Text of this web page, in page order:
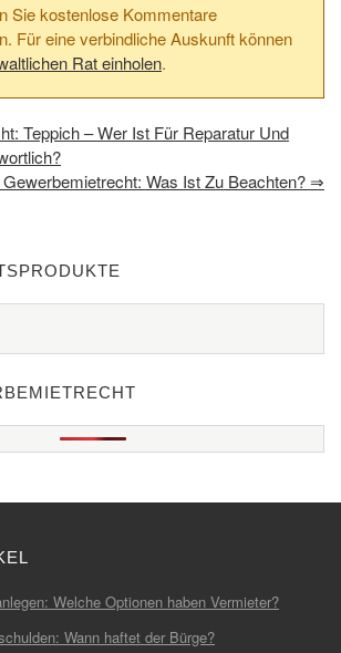
Sie kostenlose Kommentare
Für eine verbindliche Auskunft können
Rat einholen.
Teppich – Wer Ist Für Reparatur Und
Was Ist Zu Beachten?⇒
Welche Optionen haben Vermieter?
Wann haftet der Bürge?